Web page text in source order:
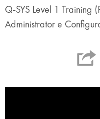
Q-SYS Level 1 Training
Administrator e